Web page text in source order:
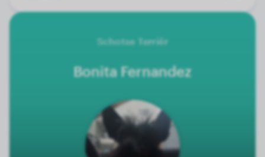
Schotse Terriër
Bonita Fernandez